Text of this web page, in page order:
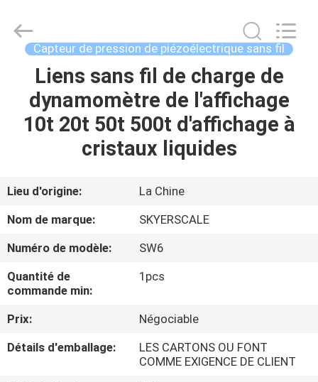
MAISON
VIDÉOS
À
PROPOS
DE
Co.,Limited.
Reserved.
Capteur de pression de piézoélectrique sans fil
Liens sans fil de charge de
dynamomètre de l'affichage
10t 20t 50t 500t d'affichage à
cristaux liquides
Lieu d'origine:
La Chine
Nom de marque:
SKYERSCALE
Numéro de modèle:
SW6
Quantité de
commande min:
1pcs
Prix:
Négociable
Détails d'emballage:
LES CARTONS OU FONT
COMME EXIGENCE DE CLIENT